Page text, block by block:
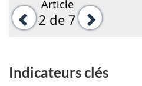
Précédent
Article
2 de 7 Suivant
Indicateurs clés